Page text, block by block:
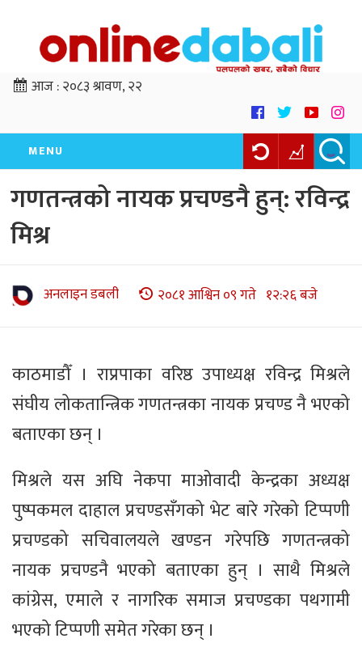
आज :२०८३ श्रावण, २२
MENU
गणतन्त्रको नायक प्रचण्डनै हुन्: रविन्द्र
मिश्र
अनलाइन डबली २०८१ आश्विन ०९ गते १२:२६ बजे
काठमाडौँ । राप्रपाका वरिष्ठ उपाध्यक्ष रविन्द्र मिश्रले
संघीय लोकतान्त्रिक गणतन्त्रका नायक प्रचण्ड नै भएको
बताएका छन् ।
मिश्रले यस अघि नेकपा माओवादी केन्द्रका अध्यक्ष
पुष्पकमल दाहाल प्रचण्डसँगको भेट बारे गरेको टिप्पणी
प्रचण्डको सचिवालयले खण्डन गरेपछि गणतन्त्रको
नायक प्रचण्डनै भएको बताएका हुन् । साथै मिश्रले
कांग्रेस, एमाले र नागरिक समाज प्रचण्डका पथगामी
भएको टिप्पणी समेत गरेका छन् ।